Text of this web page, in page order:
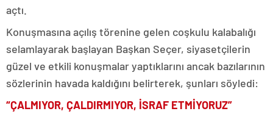
açtı.
Konuşmasına açılış törenine gelen coşkulu kalabalığı
selamlayarak başlayan Başkan Seçer, siyasetçilerin
güzel ve etkili konuşmalar yaptıklarını ancak bazılarının
sözlerinin havada kaldığını belirterek, şunları söyledi:
“ÇALMIYOR, ÇALDIRMIYOR, İSRAF ETMİYORUZ”